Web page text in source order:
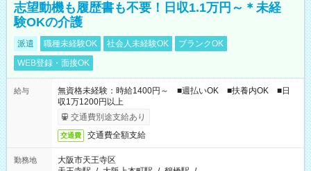
志望動機も履歴書も不要！日収1.1万円～＊未経
験OKの介護
派遣 職種未経験OK 社会人未経験OK
ブランクOK
WEB登録・面接OK
給与
無資格未経験：時給1400円～ ■週払いOK ■扶養内OK ■日
収1万1200円以上
交通費別途支給あり
交通費 交通費全額支給
勤務地
大阪市天王寺区